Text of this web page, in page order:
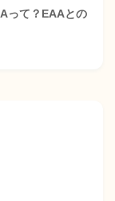
って？EAAとの